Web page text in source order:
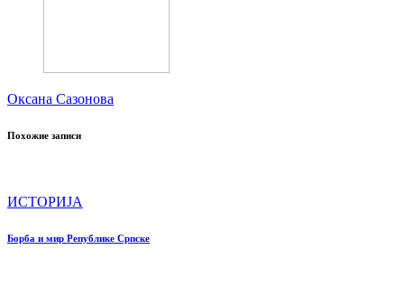
Оксана Сазонова
Похожие записи
ИСТОРИЈА
Борба и мир Републике Српске